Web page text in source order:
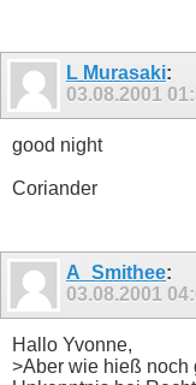
L Murasaki:
03.08.2001
good night
Coriander
A_Smithee:
03.08.2001
Hallo Yvonne,
>Aber wie hieß noch